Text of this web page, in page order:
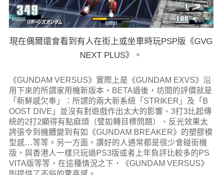
現在偶爾還會看到有人在街上或坐車時玩PSP版《GVG
NEXT PLUS》。
《GUNDAM VERSUS》實際上是《GUNDAM EXVS》沿
用下來的所謂家用機新版本，BETA過後，坊間的評價就是
「新鮮感欠奉」：所謂的兩大新系統「STRIKER」及「B
OOST DIVE」並沒有對遊戲作出太大的影響、3打3比起傳
統的2打2顯得有點麻煩（譬如轉目標問題）、反光效果太
誇張令到機體變到有如《GUNDAM BREAKER》的塑膠模
型感…等等。另一方面，讚好的人通常都是很少會碰街機
版，與香港人一樣只玩過PS3版或者上年負評比較多的PS
VITA版等等，在這種情況之下，《GUNDAM VERSUS》